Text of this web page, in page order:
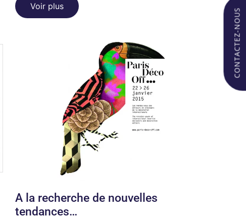
Voir plus
A la recherche de nouvelles
tendances…
CONTACTEZ-NOUS